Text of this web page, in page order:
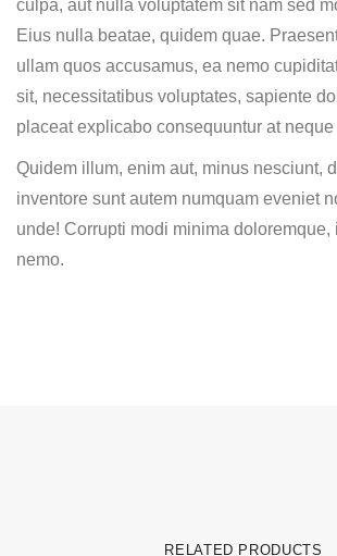
culpa, aut nulla voluptatem sit nam sed
Eius nulla beatae, quidem quae.
ullam quos accusamus, ea nemo
sit, necessitatibus voluptates, sapiente
placeat explicabo consequuntur at neque
Quidem illum, enim aut, minus nesciunt,
inventore sunt autem numquam eveniet
unde! Corrupti modi minima doloremque,
nemo.
RELATED PRODUCTS